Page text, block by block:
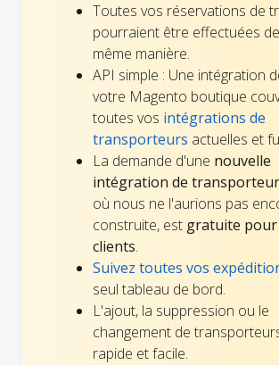
Toutes vos réservations de
pourraient être effectuées
même manière.
API simple : Une intégration
votre Magento boutique
toutes vos intégrations de
transporteurs actuelles et
La demande d'une nouvelle
intégration de transporteur
où nous ne l'aurions pas
construite, est gratuite
clients.
Suivez toutes vos
seul tableau de bord.
L'ajout, la suppression ou le
changement de
rapide et facile.